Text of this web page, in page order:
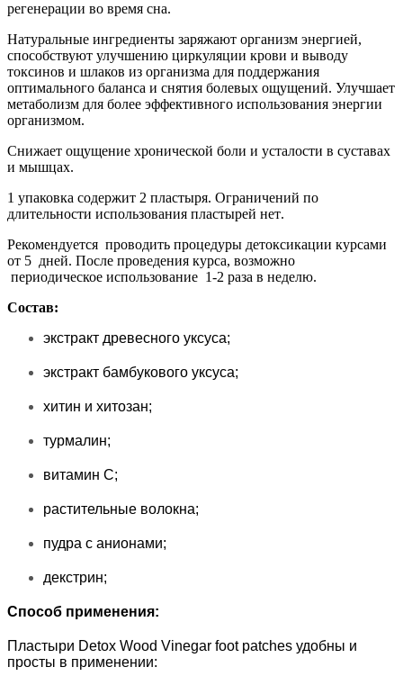
регенерации во время сна.
Натуральные ингредиенты заряжают организм энергией,
способствуют улучшению циркуляции крови и выводу
токсинов и шлаков из организма для поддержания
оптимального баланса и снятия болевых ощущений. Улучшает
метаболизм для более эффективного использования энергии
организмом.
Снижает ощущение хронической боли и усталости в суставах
и мышцах.
1 упаковка содержит 2 пластыря. Ограничений по
длительности использования пластырей нет.
Рекомендуется проводить процедуры детоксикации курсами
от 5 дней. После проведения курса, возможно
периодическое использование 1-2 раза в неделю.
Состав:
экстракт древесного уксуса;
экстракт бамбукового уксуса;
хитин и хитозан;
турмалин;
витамин С;
растительные волокна;
пудра с анионами;
декстрин;
Способ применения:
Пластыри Detox Wood Vinegar foot patches удобны и
просты в применении: